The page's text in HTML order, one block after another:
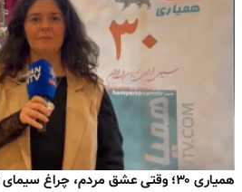
همیاری ۳۰؛ وقتی عشق مردم، چراغ سیمای آزادی را روشن نگه می‌دارد